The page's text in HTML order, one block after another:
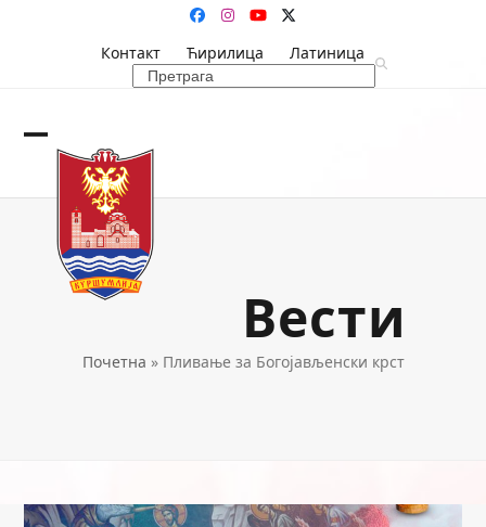
Facebook
Instagram
YouTubeTwitter
Контакт
Ћирилица
Латиница
Search
Open
mobile
menu
Close
mobile
menu
Вести
Почетна » Пливање за Богојављенски крст